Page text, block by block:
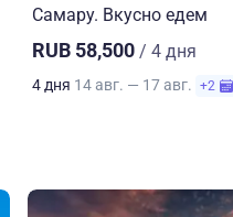
Самару. Вкусно едем
RUB 58,500 / 4 дня
4 дня 14 авг. — 17 авг. +2